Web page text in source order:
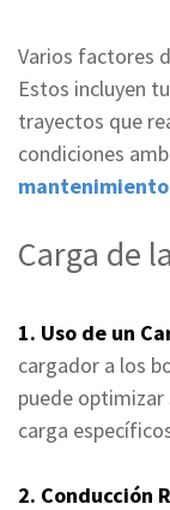
Varios factores
Estos incluyen
trayectos que
condiciones
Carga de
1. Uso de un
cargador a los
puede optimizar
carga
2. Conducción